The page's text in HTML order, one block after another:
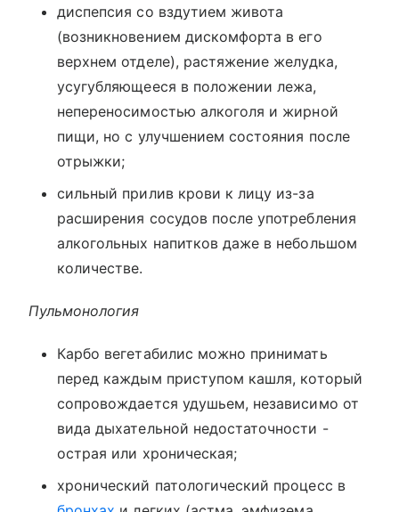
диспепсия со вздутием живота
(возникновением дискомфорта в его
верхнем отделе), растяжение желудка,
усугубляющееся в положении лежа,
непереносимостью алкоголя и жирной
пищи, но с улучшением состояния после
отрыжки;
сильный прилив крови к лицу из-за
расширения сосудов после употребления
алкогольных напитков даже в небольшом
количестве.
Пульмонология
Карбо вегетабилис можно принимать
перед каждым приступом кашля, который
сопровождается удушьем, независимо от
вида дыхательной недостаточности -
острая или хроническая;
хронический патологический процесс в